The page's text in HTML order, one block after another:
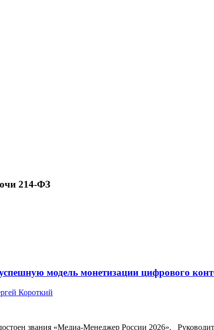
214-ФЗ
модель монетизации цифрового
Короткий
звания «Медиа‑Менеджер России 2026».